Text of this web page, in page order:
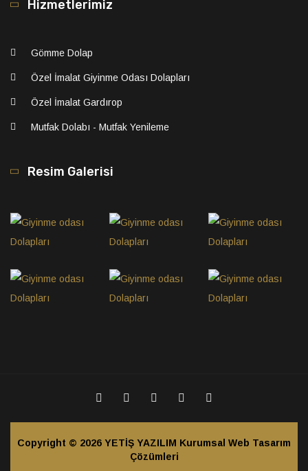
Hizmetlerimiz
Gömme Dolap
Özel İmalat Giyinme Odası Dolapları
Özel İmalat Gardırop
Mutfak Dolabı - Mutfak Yenileme
Resim Galerisi
Copyright © 2026 YETİŞ YAZILIM Kurumsal Web Tasarım
Çözümleri